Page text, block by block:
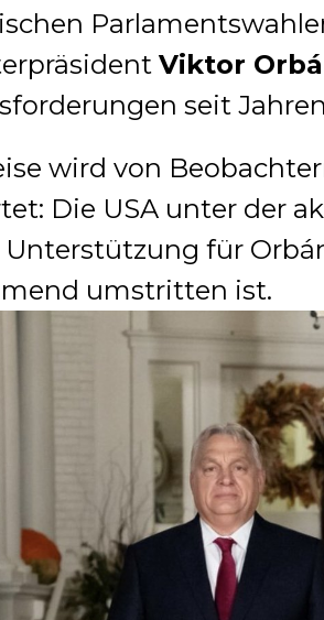
Viktor
seit
wird von
Die USA unter der
für
umstritten ist.